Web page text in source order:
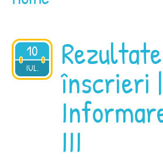
10
IUL.
2026 înscrieri |
III